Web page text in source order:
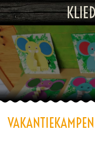
Ga
direct
naar
de
hoofdinhoud